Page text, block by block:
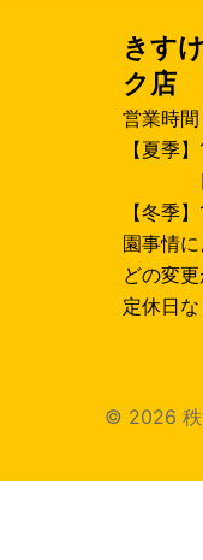
ー
シ
ョ
ン
きす
ク店
営業時間
【夏季
日祝
【冬季
園事情
どの変
定休日な
© 2026 秩